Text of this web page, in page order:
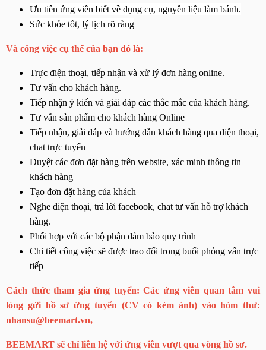
Ưu tiên ứng viên biết về dụng cụ, nguyên liệu làm bánh.
Sức khỏe tốt, lý lịch rõ ràng
Và công việc cụ thể của bạn đó là:
Trực điện thoại, tiếp nhận và xử lý đơn hàng online.
Tư vấn cho khách hàng.
Tiếp nhận ý kiến và giải đáp các thắc mắc của khách hàng.
Tư vấn sản phẩm cho khách hàng Online
Tiếp nhận, giải đáp và hướng dẫn khách hàng qua điện thoại,
chat trực tuyến
Duyệt các đơn đặt hàng trên website, xác minh thông tin
khách hàng
Tạo đơn đặt hàng của khách
Nghe điện thoại, trả lời facebook, chat tư vấn hỗ trợ khách
hàng.
Phối hợp với các bộ phận đảm bảo quy trình
Chi tiết công việc sẽ được trao đổi trong buổi phỏng vấn trực
tiếp
Cách thức tham gia ứng tuyển: Các ứng viên quan tâm vui
lòng gửi hồ sơ ứng tuyển (CV có kèm ảnh) vào hòm thư:
nhansu@beemart.vn,
BEEMART sẽ chỉ liên hệ với ứng viên vượt qua vòng hồ sơ.